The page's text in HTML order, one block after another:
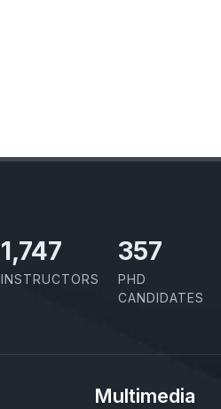
2,029
INSTRUCTORS
414
PHD
CANDIDATES
Multimedia